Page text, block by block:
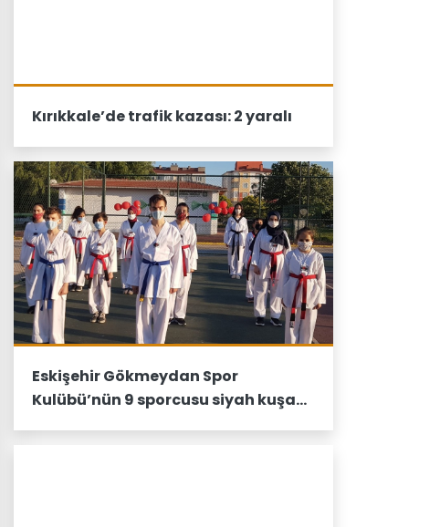
Kırıkkale’de trafik kazası: 2 yaralı
Eskişehir Gökmeydan Spor
Kulübü’nün 9 sporcusu siyah kuşak